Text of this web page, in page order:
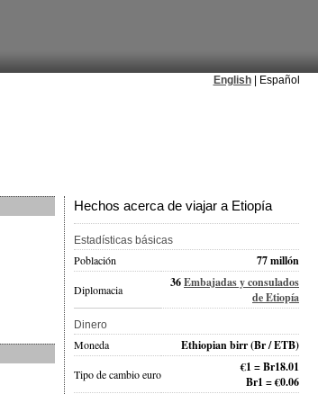
English| Español
Hechos acerca de viajar a Etiopía
Estadísticas básicas
Población 77 millón
Diplomacia 36Embajadas y consulados
de Etiopía
Dinero
Moneda Ethiopian birr(Br / ETB)
Tipo de cambio euro
€1 = Br18.01
Br1 = €0.06